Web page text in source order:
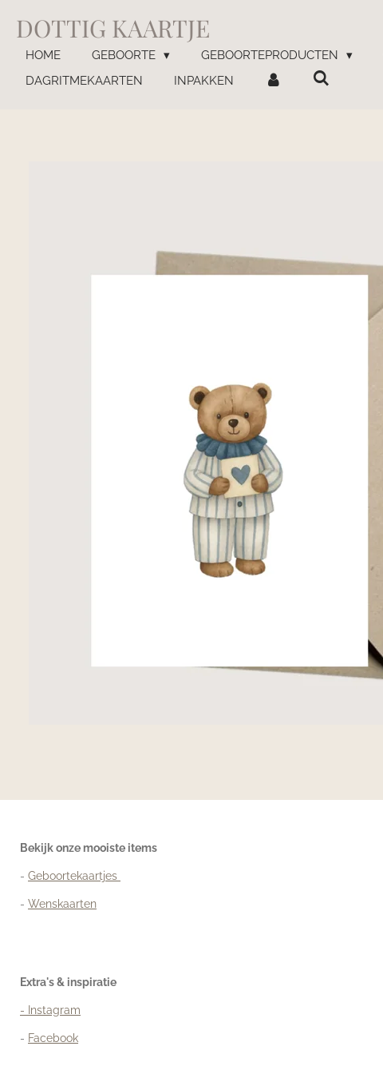
direct
naar
hoofdinhoud
DOTTIG KAARTJE
HOME GEBOORTE GEBOORTEPRODUCTEN
DAGRITMEKAARTEN
INPAKKEN
Bekijk onze mooiste items
- Geboortekaartjes
- Wenskaarten
Extra's & inspiratie
- Instagram
- Facebook